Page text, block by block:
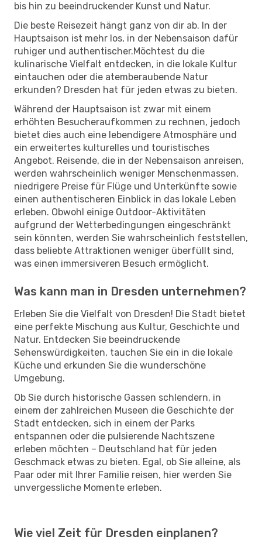
bis hin zu beeindruckender Kunst und Natur.
Die beste Reisezeit hängt ganz von dir ab. In der
Hauptsaison ist mehr los, in der Nebensaison dafür
ruhiger und authentischer.Möchtest du die
kulinarische Vielfalt entdecken, in die lokale Kultur
eintauchen oder die atemberaubende Natur
erkunden? Dresden hat für jeden etwas zu bieten.
Während der Hauptsaison ist zwar mit einem
erhöhten Besucheraufkommen zu rechnen, jedoch
bietet dies auch eine lebendigere Atmosphäre und
ein erweitertes kulturelles und touristisches
Angebot. Reisende, die in der Nebensaison anreisen,
werden wahrscheinlich weniger Menschenmassen,
niedrigere Preise für Flüge und Unterkünfte sowie
einen authentischeren Einblick in das lokale Leben
erleben. Obwohl einige Outdoor-Aktivitäten
aufgrund der Wetterbedingungen eingeschränkt
sein könnten, werden Sie wahrscheinlich feststellen,
dass beliebte Attraktionen weniger überfüllt sind,
was einen immersiveren Besuch ermöglicht.
Was kann man in Dresden unternehmen?
Erleben Sie die Vielfalt von Dresden! Die Stadt bietet
eine perfekte Mischung aus Kultur, Geschichte und
Natur. Entdecken Sie beeindruckende
Sehenswürdigkeiten, tauchen Sie ein in die lokale
Küche und erkunden Sie die wunderschöne
Umgebung.
Ob Sie durch historische Gassen schlendern, in
einem der zahlreichen Museen die Geschichte der
Stadt entdecken, sich in einem der Parks
entspannen oder die pulsierende Nachtszene
erleben möchten – Deutschland hat für jeden
Geschmack etwas zu bieten. Egal, ob Sie alleine, als
Paar oder mit Ihrer Familie reisen, hier werden Sie
unvergessliche Momente erleben.
Wie viel Zeit für Dresden einplanen?